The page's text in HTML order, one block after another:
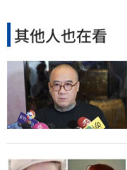
其他人也在看